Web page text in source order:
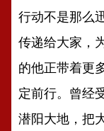
行动不是那么
传递给大家，
的他正带着更
定前行。曾经
潜阳大地，把